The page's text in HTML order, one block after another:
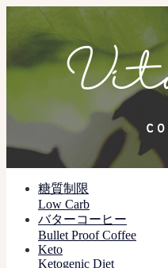
糖質制限
Low Carb
バターコーヒー
Bullet Proof Coffee
Keto
Ketogenic Diet